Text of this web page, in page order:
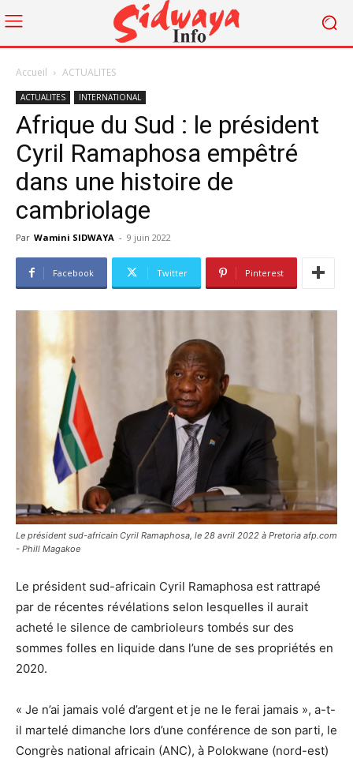
Accueil ACTUALITES
ACTUALITES INTERNATIONAL
Afrique du Sud : le président
Cyril Ramaphosa empêtré
dans une histoire de
cambriolage
Par Wamini SIDWAYA - 9 juin 2022
Facebook Twitter Pinterest
Le président sud-africain Cyril Ramaphosa, le 28 avril 2022 à Pretoria afp.com
- Phill Magakoe
Le président sud-africain Cyril Ramaphosa est rattrapé
par de récentes révélations selon lesquelles il aurait
acheté le silence de cambrioleurs tombés sur des
sommes folles en liquide dans l’une de ses propriétés en
2020.
« Je n’ai jamais volé d’argent et je ne le ferai jamais », a-t-
il martelé dimanche lors d’une conférence de son parti, le
Congrès national africain (ANC), à Polokwane (nord-est)